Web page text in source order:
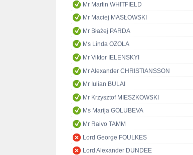
Mr Martin WHITFIELD
Mr Maciej MASŁOWSKI
Mr Błażej PARDA
Ms Linda OZOLA
Mr Viktor IELENSKYI
Mr Alexander CHRISTIANSSON
Mr Iulian BULAI
Mr Krzysztof MIESZKOWSKI
Ms Marija GOLUBEVA
Mr Raivo TAMM
Lord George FOULKES
Lord Alexander DUNDEE